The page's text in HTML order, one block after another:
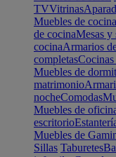
TVVitrinas
Muebles de cocina
de cocinaMesas y
cocinaArmarios
completasCocinas
Muebles de
matrimonio
nocheComodas
Muebles de
escritorio
Muebles de
Sillas Taburetes